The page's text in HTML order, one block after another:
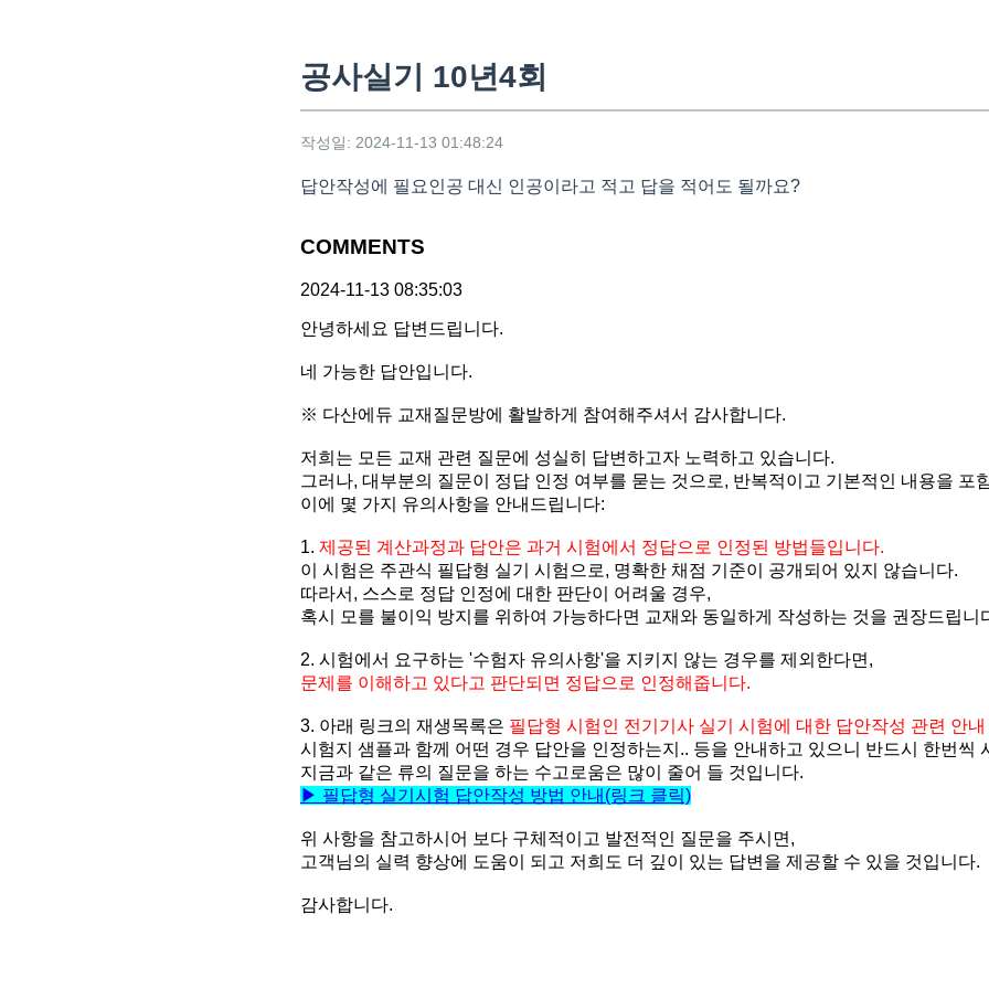
공사실기 10년4회
작성일: 2024-11-13 01:48:24
답안작성에 필요인공 대신 인공이라고 적고 답을 적어도 될까요?
COMMENTS
2024-11-13 08:35:03
안녕하세요 답변드립니다.
네 가능한 답안입니다.
※ 다산에듀 교재질문방에 활발하게 참여해주셔서 감사합니다.
저희는 모든 교재 관련 질문에 성실히 답변하고자 노력하고 있습니다.
그러나, 대부분의 질문이 정답 인정 여부를 묻는 것으로, 반복적이고 기본적인 내용을 포
이에 몇 가지 유의사항을 안내드립니다:
1. 제공된 계산과정과 답안은 과거 시험에서 정답으로 인정된 방법들입니다.
이 시험은 주관식 필답형 실기 시험으로, 명확한 채점 기준이 공개되어 있지 않습니다.
따라서, 스스로 정답 인정에 대한 판단이 어려울 경우,
혹시 모를 불이익 방지를 위하여 가능하다면 교재와 동일하게 작성하는 것을 권장드립니
2. 시험에서 요구하는 '수험자 유의사항'을 지키지 않는 경우를 제외한다면,
문제를 이해하고 있다고 판단되면 정답으로 인정해줍니다.
3. 아래 링크의 재생목록은 필답형 시험인 전기기사 실기 시험에 대한 답안작성 관련 안
시험지 샘플과 함께 어떤 경우 답안을 인정하는지.. 등을 안내하고 있으니 반드시 한번씩
지금과 같은 류의 질문을 하는 수고로움은 많이 줄어 들 것입니다.
▶ 필답형 실기시험 답안작성 방법 안내(링크 클릭)
위 사항을 참고하시어 보다 구체적이고 발전적인 질문을 주시면,
고객님의 실력 향상에 도움이 되고 저희도 더 깊이 있는 답변을 제공할 수 있을 것입니다.
감사합니다.